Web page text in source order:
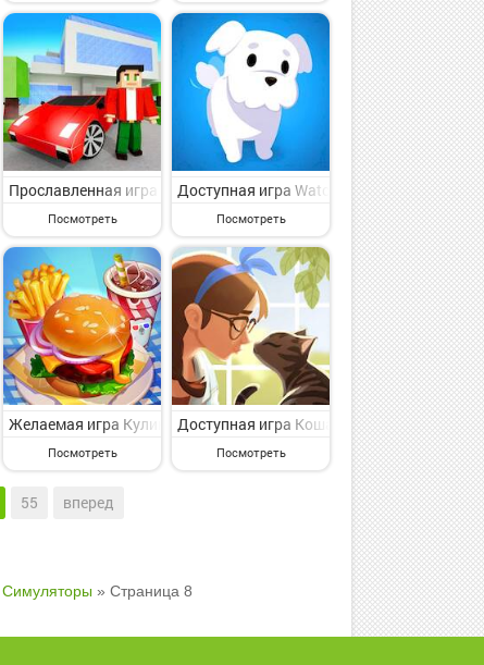
для классного времяпровождения от мирового игрового
на Андроид - веселая игра симулятор для классного
crow brawl stars на Андроид - симпатичная игра
Прославленная игра Block City 3D: Игра Симулятор на Андроид
Посмотреть
Доступная игра Watch Pet: виртуальный
Посмотреть
для избранных от славного разработчика ZeptoLab.
игры на Андроид - веселая игра симулятор для классного
3D / Плэйграунд 3Д на Андроид - интересная игра
Желаемая игра Кулинарная Лихорадка Короля на Андроид -
Посмотреть
Доступная игра Кошачий клуб:
Посмотреть
55 вперед
Симуляторы » Страница 8